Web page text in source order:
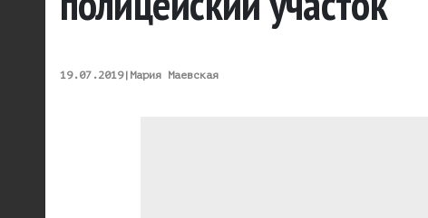
19.07.2019| Мария Маевская